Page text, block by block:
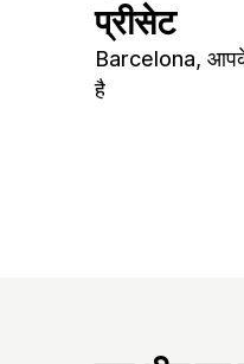
प्रीसेट
Barcelona, आपके
है